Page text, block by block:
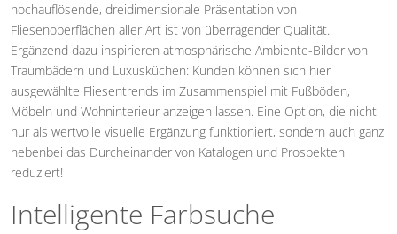
hochauflösende, dreidimensionale Präsentation von
Fliesenoberflächen aller Art ist von überragender Qualität.
Ergänzend dazu inspirieren atmosphärische Ambiente-Bilder von
Traumbädern und Luxusküchen: Kunden können sich hier
ausgewählte Fliesentrends im Zusammenspiel mit Fußböden,
Möbeln und Wohninterieur anzeigen lassen. Eine Option, die nicht
nur als wertvolle visuelle Ergänzung funktioniert, sondern auch ganz
nebenbei das Durcheinander von Katalogen und Prospekten
reduziert!
Intelligente Farbsuche